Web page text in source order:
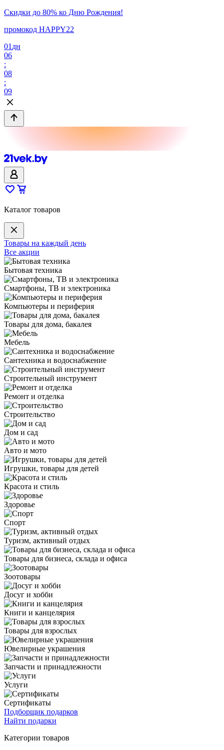
Скидки до 80% ко Дню Рождения!
промокод HAPPY22
01 дн
06
:
08
:
09
Каталог товаров
Товары на каждый день
Все акции
Бытовая техника
Смартфоны, ТВ и электроника
Компьютеры и периферия
Товары для дома, бакалея
Мебель
Сантехника и водоснабжение
Строительный инструмент
Ремонт и отделка
Строительство
Дом и сад
Авто и мото
Игрушки, товары для детей
Красота и стиль
Здоровье
Спорт
Туризм, активный отдых
Товары для бизнеса, склада и офиса
Зоотовары
Досуг и хобби
Книги и канцелярия
Товары для взрослых
Ювелирные украшения
Запчасти и принадлежности
Услуги
Сертификаты
Подборщик подарков
Найти подарки
Категории товаров